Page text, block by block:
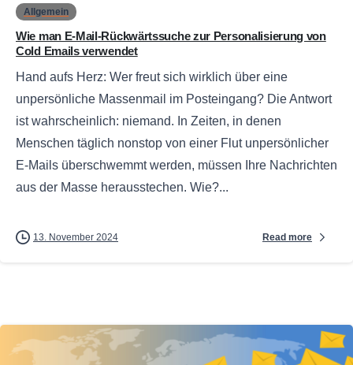
Allgemein
Wie man E-Mail-Rückwärtssuche zur Personalisierung von
Cold Emails verwendet
Hand aufs Herz: Wer freut sich wirklich über eine
unpersönliche Massenmail im Posteingang? Die Antwort
ist wahrscheinlich: niemand. In Zeiten, in denen
Menschen täglich nonstop von einer Flut unpersönlicher
E-Mails überschwemmt werden, müssen Ihre Nachrichten
aus der Masse herausstechen. Wie?...
13. November 2024 Read more